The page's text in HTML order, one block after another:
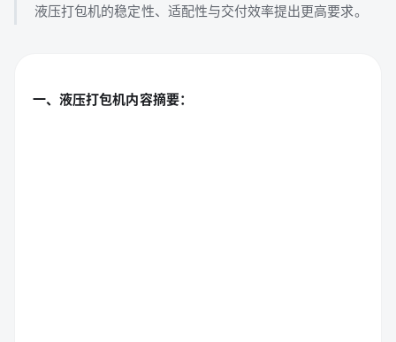
液压打包机的稳定性、适配性与交付效率提出更高要求。
一、液压打包机内容摘要：